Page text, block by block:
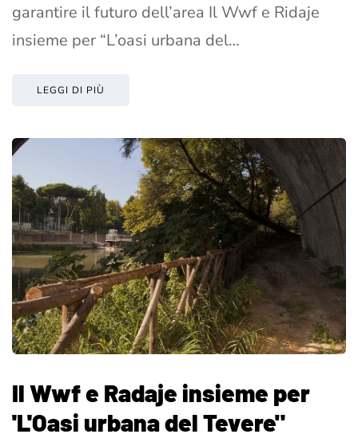
garantire il futuro dell’area Il Wwf e Ridaje
insieme per “L’oasi urbana del…
LEGGI DI PIÙ
Il Wwf e Radaje insieme per
'L'Oasi urbana del Tevere"